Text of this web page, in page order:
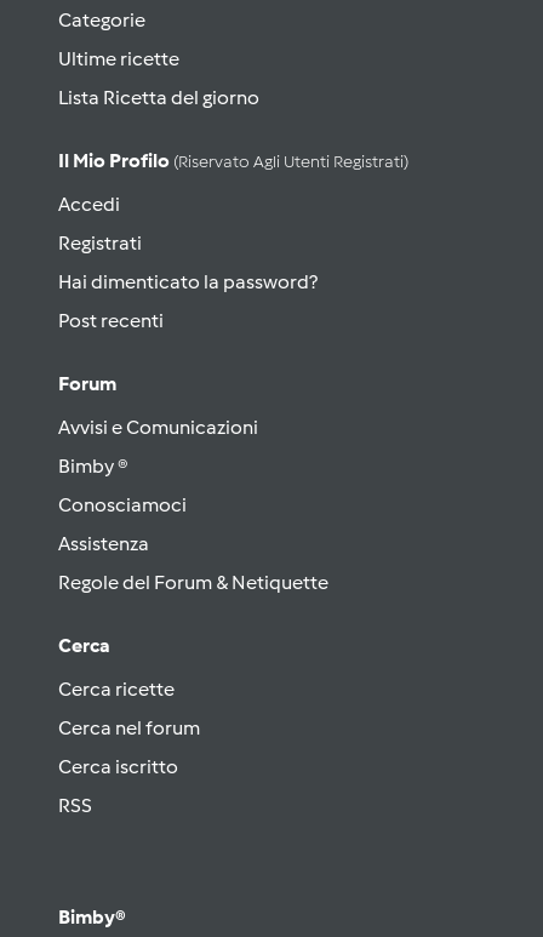
Categorie
Ultime ricette
Lista Ricetta del giorno
Il Mio Profilo (riservato Agli Utenti Registrati)
Accedi
Registrati
Hai dimenticato la password?
Post recenti
Forum
Avvisi e Comunicazioni
Bimby ®
Conosciamoci
Assistenza
Regole del Forum & Netiquette
Cerca
Cerca ricette
Cerca nel forum
Cerca iscritto
RSS
Bimby®